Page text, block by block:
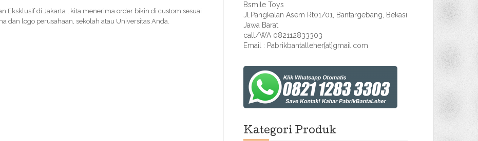
Eksklusif di Jakarta , kita menerima order bikin di custom sesuai
dan logo perusahaan, sekolah atau Universitas Anda.
Bsmile Toys
Jl.Pangkalan Asem Rt01/01, Bantargebang, Bekasi
Jawa Barat
call/WA 082112833303
Email : Pabrikbantalleher[at]gmail.com
Kategori Produk